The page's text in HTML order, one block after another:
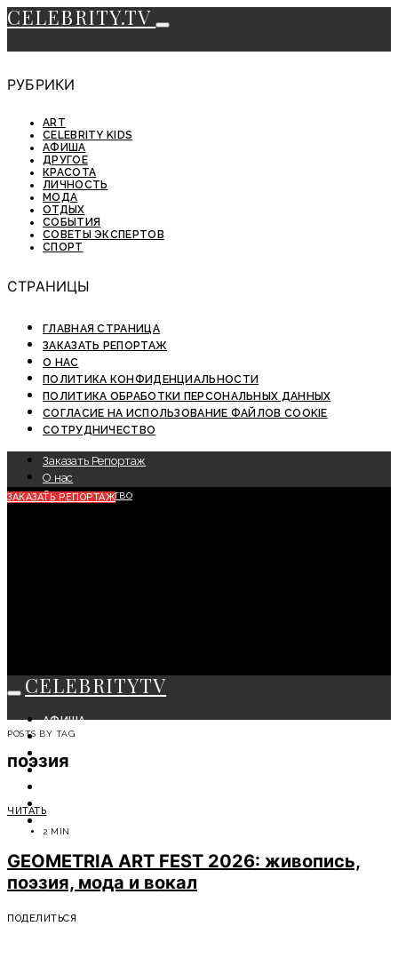
CELEBRITY.TV
РУБРИКИ
ART
CELEBRITY KIDS
АФИША
ДРУГОЕ
КРАСОТА
ЛИЧНОСТЬ
МОДА
ОТДЫХ
СОБЫТИЯ
СОВЕТЫ ЭКСПЕРТОВ
СПОРТ
СТРАНИЦЫ
ГЛАВНАЯ СТРАНИЦА
ЗАКАЗАТЬ РЕПОРТАЖ
О НАС
ПОЛИТИКА КОНФИДЕНЦИАЛЬНОСТИ
ПОЛИТИКА ОБРАБОТКИ ПЕРСОНАЛЬНЫХ ДАННЫХ
СОГЛАСИЕ НА ИСПОЛЬЗОВАНИЕ ФАЙЛОВ COOKIE
СОТРУДНИЧЕСТВО
Заказать Репортаж
О нас
Сотрудничество
ЗАКАЗАТЬ РЕПОРТАЖ
CELEBRITYTV
АФИША
СОБЫТИЯ
КРАСОТА
МОДА
POSTS BY TAG
поэзия
ЧИТАТЬ
2 MIN
GEOMETRIA ART FEST 2026: живопись,
поэзия, мода и вокал
ПОДЕЛИТЬСЯ